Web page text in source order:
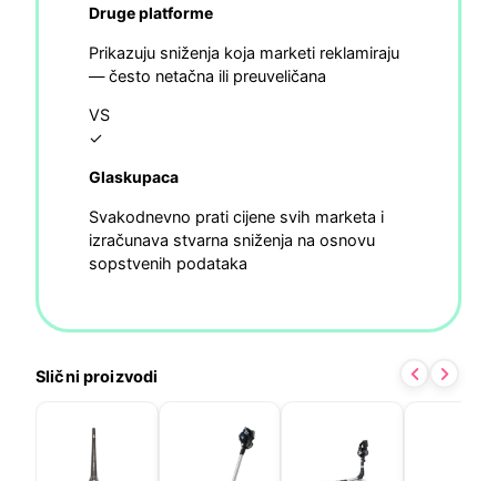
Druge platforme
Prikazuju sniženja koja marketi reklamiraju
— često netačna ili preuveličana
VS
✓
Glaskupaca
Svakodnevno prati cijene svih marketa i
izračunava stvarna sniženja na osnovu
sopstvenih podataka
Slični proizvodi